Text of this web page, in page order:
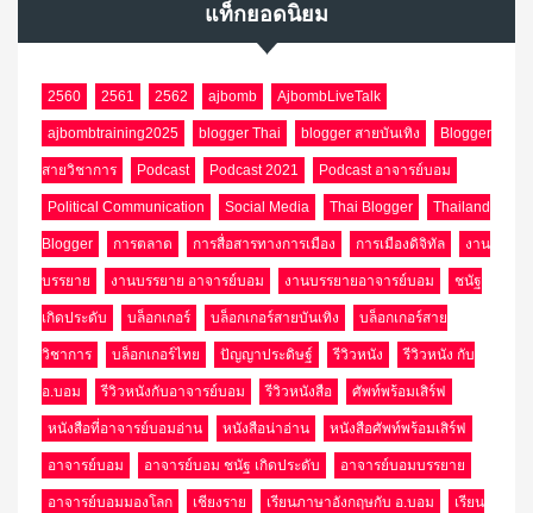
แท็กยอดนิยม
2560 2561 2562 ajbomb AjbombLiveTalk
ajbombtraining2025 blogger Thai blogger สายบันเทิง Blogger
สายวิชาการ Podcast Podcast 2021 Podcast อาจารย์บอม
Political Communication Social Media Thai Blogger Thailand
Blogger การตลาด การสื่อสารทางการเมือง การเมืองดิจิทัล งาน
บรรยาย งานบรรยาย อาจารย์บอม งานบรรยายอาจารย์บอม ชนัฐ
เกิดประดับ บล็อกเกอร์ บล็อกเกอร์สายบันเทิง บล็อกเกอร์สาย
วิชาการ บล็อกเกอร์ไทย ปัญญาประดิษฐ์ รีวิวหนัง รีวิวหนัง กับ
อ.บอม รีวิวหนังกับอาจารย์บอม รีวิวหนังสือ ศัพท์พร้อมเสิร์ฟ
หนังสือที่อาจารย์บอมอ่าน หนังสือน่าอ่าน หนังสือศัพท์พร้อมเสิร์ฟ
อาจารย์บอม อาจารย์บอม ชนัฐ เกิดประดับ อาจารย์บอมบรรยาย
อาจารย์บอมมองโลก เชียงราย เรียนภาษาอังกฤษกับ อ.บอม เรียน